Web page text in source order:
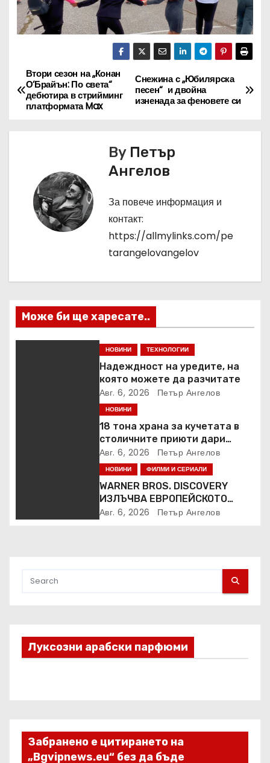
Н
а
в
я
Снежина с „Юбилярска
песен“ и двойна
изненада за феновете си
Втори сезон на „Конан
О‘Брайън: По света“
дебютира в стрийминг
платформата Max
By Петър
Ангелов
За повече информация и
контакт:
https://allmylinks.com/pe
tarangelovangelov
Може би ще харесате..
НОВИНИ ТЕХНОЛОГИИ
Надеждност на уредите, на
която можете да разчитате
Авг. 6, 2026 Петър Ангелов
НОВИНИ
18 тона храна за кучетата в
столичните приюти дари
Kaufland за година и половина
Авг. 6, 2026 Петър Ангелов
НОВИНИ ФИЛМИ И СЕРИАЛИ
WARNER BROS. DISCOVERY
ИЗЛЪЧВА ЕВРОПЕЙСКОТО
ПЪРВЕНСТВО ПО ЛЕКА
Авг. 6, 2026 Петър Ангелов
Луксозни арабски парфюми
Забранено е цитирането на
„Bgvipnews.eu“ без да бъде